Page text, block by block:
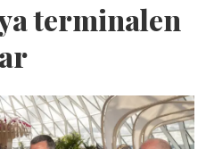
terminalen